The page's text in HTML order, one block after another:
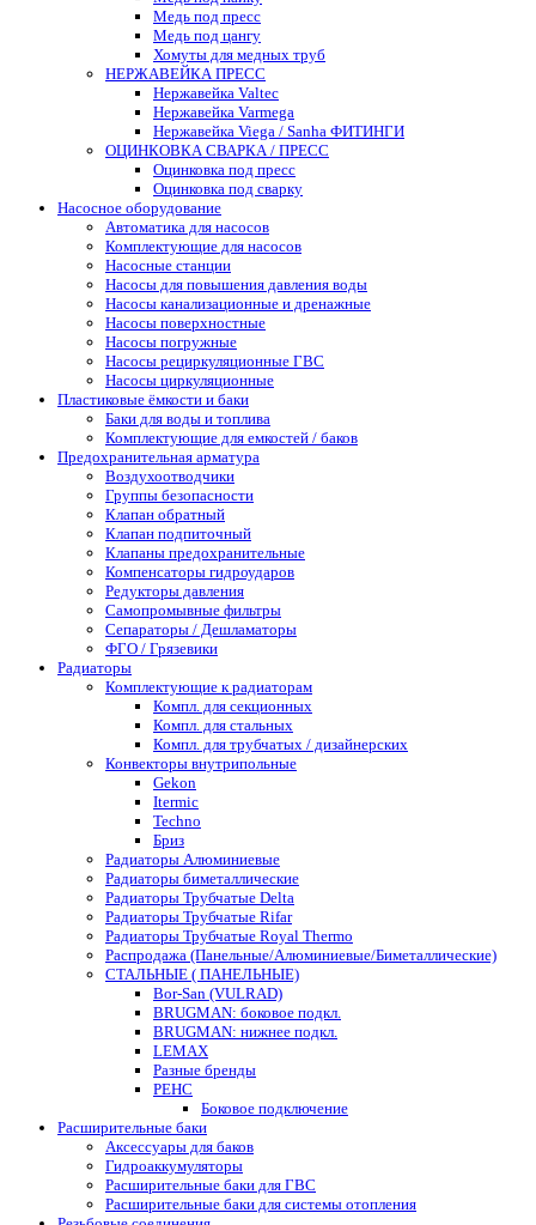
Медь под пресс
Медь под цангу
Хомуты для медных труб
НЕРЖАВЕЙКА ПРЕСС
Нержавейка Valtec
Нержавейка Varmega
Нержавейка Viega / Sanha ФИТИНГИ
ОЦИНКОВКА СВАРКА / ПРЕСС
Оцинковка под пресс
Оцинковка под сварку
Насосное оборудование
Автоматика для насосов
Комплектующие для насосов
Насосные станции
Насосы для повышения давления воды
Насосы канализационные и дренажные
Насосы поверхностные
Насосы погружные
Насосы рециркуляционные ГВС
Насосы циркуляционные
Пластиковые ёмкости и баки
Баки для воды и топлива
Комплектующие для емкостей / баков
Предохранительная арматура
Воздухоотводчики
Группы безопасности
Клапан обратный
Клапан подпиточный
Клапаны предохранительные
Компенсаторы гидроударов
Редукторы давления
Самопромывные фильтры
Сепараторы / Дешламаторы
ФГО / Грязевики
Радиаторы
Комплектующие к радиаторам
Компл. для секционных
Компл. для стальных
Компл. для трубчатых / дизайнерских
Конвекторы внутрипольные
Gekon
Itermic
Techno
Бриз
Радиаторы Алюминиевые
Радиаторы биметаллические
Радиаторы Трубчатые Delta
Радиаторы Трубчатые Rifar
Радиаторы Трубчатые Royal Thermo
Распродажа (Панельные/Алюминиевые/Биметаллические)
СТАЛЬНЫЕ ( ПАНЕЛЬНЫЕ)
Bor-San (VULRAD)
BRUGMAN: боковое подкл.
BRUGMAN: нижнее подкл.
LEMAX
Разные бренды
РЕНС
Боковое подключение
Расширительные баки
Аксессуары для баков
Гидроаккумуляторы
Расширительные баки для ГВС
Расширительные баки для системы отопления